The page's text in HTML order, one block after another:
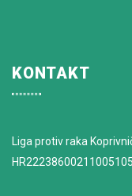
KONTAKT
Liga protiv raka